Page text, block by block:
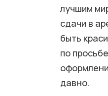
лучшим
сдачи в
быть
по
давно.